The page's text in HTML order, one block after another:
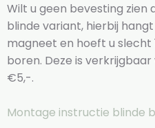
Wilt u geen bevesting zien
blinde variant, hierbij
magneet en hoeft u slecht
boren. Deze is
€5,-.
Montage instructie blinde